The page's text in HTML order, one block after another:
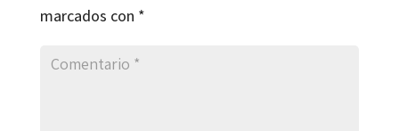
marcados con *